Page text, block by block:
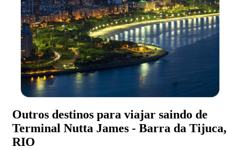
Outros destinos para viajar saindo de
Terminal Nutta James - Barra da Tijuca,
RIO